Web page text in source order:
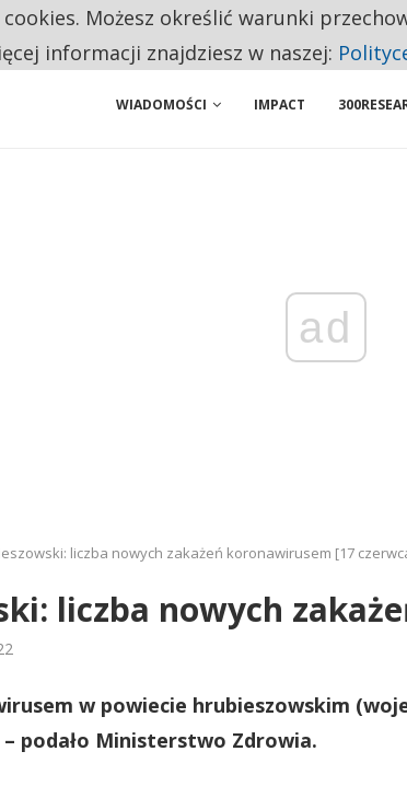
SENIORZY PRZEZNACZAJĄ NA PODSTAWOWE ZAKUPY
WIADOMOŚCI IMPACT
ad
liczba nowych zakażeń koronawirusem [17
liczba nowych
w powiecie hrubieszowskim
– podało Ministerstwo Zdrowia.
Możesz określić warunki
informacji znajdziesz w naszej: